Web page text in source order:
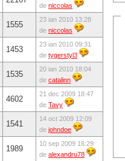
de niccolas
1555
23 ian 2010 13:28
de niccolas
1453
23 ian 2010 09:31
de tygerstyl3
1535
20 ian 2010 18:04
de catalinn
4602
21 dec 2009 18:47
de Tavy
1541
14 oct 2009 12:09
de johndoe
1989
10 sep 2009 16:29
de alexandru78